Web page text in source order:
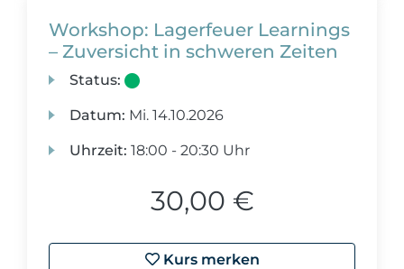
Workshop: Lagerfeuer Learnings
– Zuversicht in schweren Zeiten
Status:
Datum: Mi. 14.10.2026
Uhrzeit: 18:00 - 20:30 Uhr
30,00 €
Kurs merken